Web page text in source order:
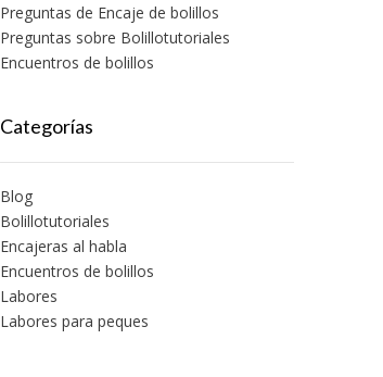
Preguntas de Encaje de bolillos
Preguntas sobre Bolillotutoriales
Encuentros de bolillos
Categorías
Blog
Bolillotutoriales
Encajeras al habla
Encuentros de bolillos
Labores
Labores para peques